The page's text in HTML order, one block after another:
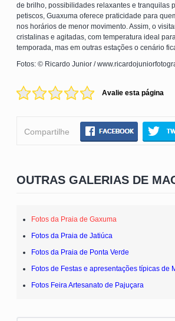
de brilho, possibilidades relaxantes e tranquilas
petiscos, Guaxuma oferece praticidade para
nos horários de menor movimento. Assim, o
cristalinas e agitadas, com temperatura ideal
temporada, mas em outras estações o cenário
Fotos: © Ricardo Junior /
Avalie esta página
Compartilhe
OUTRAS GALERIAS DE
Fotos da Praia de Gaxuma
Fotos da Praia de Jatiúca
Fotos da Praia de Ponta Verde
Fotos de Festas e apresentações típicas de
Fotos Feira Artesanato de Pajuçara